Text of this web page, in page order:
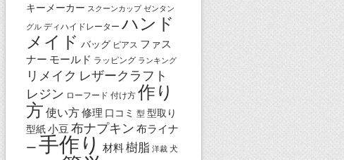
キーメーカー スクーンカップ ゼンタン
グル ディハイドレーター ハンド
メイド バッグ ピアス ファス
ナー モールド ラッピング ランキング
リメイク レザークラフト
レジン ローフード 付け方作り
方使い方修理 口コミ 型 型取り
型紙小豆 布ナプキン 布ライナ
ー 手作り 材料樹脂 洋裁 犬